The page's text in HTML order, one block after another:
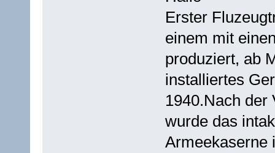
Erster
einem mit
produziert, ab
installiertes
1940.Nach der
wurde das
Armeekaserne